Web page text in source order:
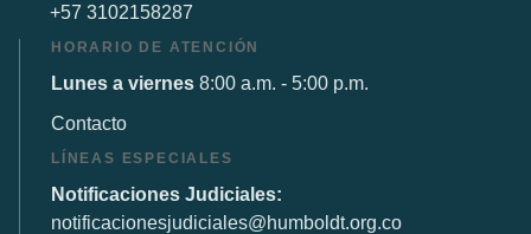
+57 3102158287
HORARIO DE ATENCIÓN
Lunes a viernes 8:00 a.m. - 5:00 p.m.
Contacto
LÍNEAS ESPECIALES
Notificaciones Judiciales:
notificacionesjudiciales@humboldt.org.co